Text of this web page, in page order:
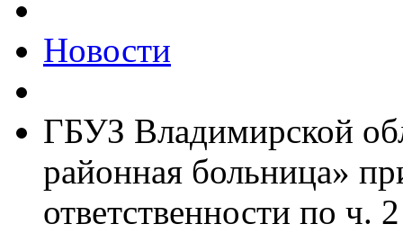
Новости
ГБУЗ Владимирской
районная больница»
ответственности по